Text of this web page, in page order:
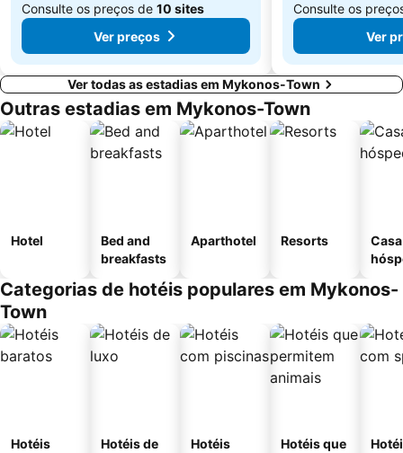
Consulte os preços de 10 sites
Ver preços
Consulte os
Ver
Ver todas as estadias em Mykonos-Town
Outras estadias em Mykonos-Town
Hotel
Bed and
breakfasts
Aparthotel Resorts
Categorias de hotéis populares em Mykonos-
Town
Hotéis
Hotéis de
Hotéis
Hotéis que